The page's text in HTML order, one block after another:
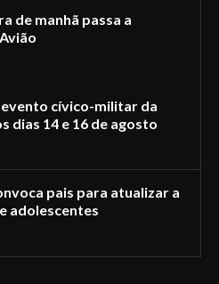
de manhã passa a
cívico-militar da
dias 14 e 16 de agosto
pais para atualizar a
adolescentes